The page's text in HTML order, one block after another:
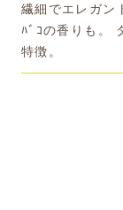
繊細でエレガン
ﾊﾞｺの香りも。
特徴。